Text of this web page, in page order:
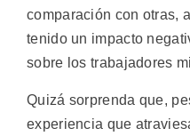
comparación con otras,
tenido un impacto
sobre los trabajadores
Quizá sorprenda que,
experiencia que